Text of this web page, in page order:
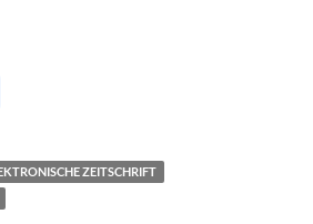
le
n
ZEITSCHRIFT